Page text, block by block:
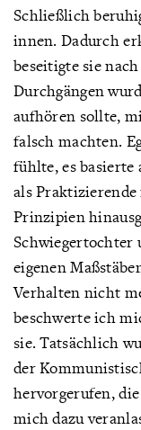
Schließlich
innen. Dadurch
beseitigte sie
Durchgängen
aufhören sollte,
falsch machten.
fühlte, es
als
Prinzipien
Schwiegertochter
eigenen
Verhalten nicht
beschwerte ich
sie. Tatsächlich
der
hervorgerufen,
mich dazu